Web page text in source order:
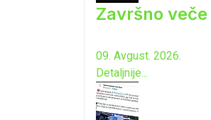
Završno
09. Avgust. 2026.
Detaljnije...